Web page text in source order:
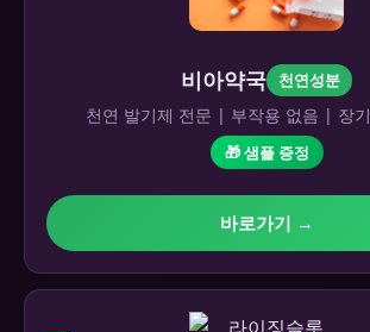
비아약국 천연성분
천연 발기제 전문 | 부작용 없음 | 장
🎁 샘플 증정
바로가기 →